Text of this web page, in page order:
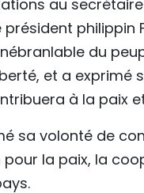
au
président
du
et a
à la paix
sa volonté de
la paix, la